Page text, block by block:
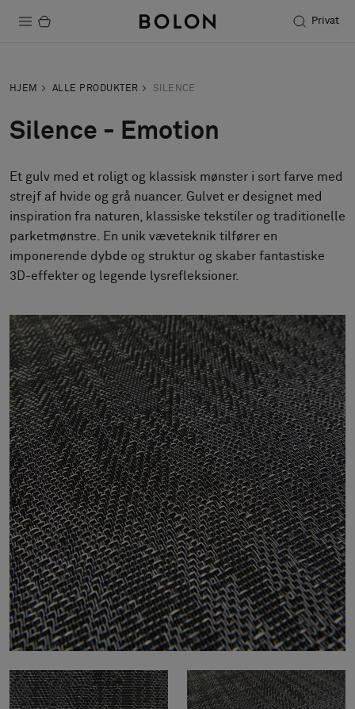
Privat
Bæredygtighed
Installation
Vedligeholdelse
Designersamarbejder
FAQ
Om os
Kontakt
Pattern Tile Tool
Image & Material Bank
Vælg land
HJEM ALLE PRODUKTER SILENCE
Silence - Emotion
Et gulv med et roligt og klassisk mønster i sort farve med
strejf af hvide og grå nuancer. Gulvet er designet med
inspiration fra naturen, klassiske tekstiler og traditionelle
parketmønstre. En unik væveteknik tilfører en
imponerende dybde og struktur og skaber fantastiske
3D-effekter og legende lysrefleksioner.